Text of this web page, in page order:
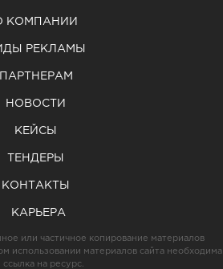
КОМПАНИИ
РЕКЛАМЫ
ПАРТНЕРАМ
НОВОСТИ
КЕЙСЫ
ТЕНДЕРЫ
КОНТАКТЫ
КАРЬЕРА
или частичное копирование материалов
использовании материалов сайта необходима
ссылка на ресурс.